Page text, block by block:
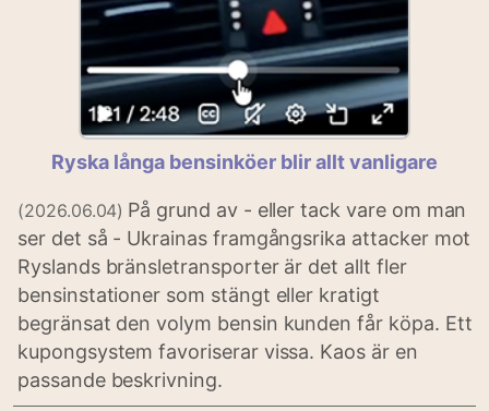
Ryska långa bensinköer blir allt vanligare
(2026.06.04) På grund av - eller tack vare om man
ser det så - Ukrainas framgångsrika attacker mot
Ryslands bränsletransporter är det allt fler
bensinstationer som stängt eller kratigt
begränsat den volym bensin kunden får köpa. Ett
kupongsystem favoriserar vissa. Kaos är en
passande beskrivning.